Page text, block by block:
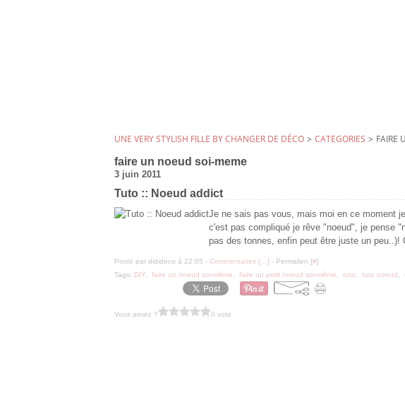
UNE VERY STYLISH FILLE BY CHANGER DE DÉCO > CATEGORIES > FAIRE
faire un noeud soi-meme
3 juin 2011
Tuto :: Noeud addict
Je ne sais pas vous, mais moi en ce moment
c'est pas compliqué je rêve "noeud", je pense
pas des tonnes, enfin peut être juste un peu..)!
Posté par didideco à 22:05 - Commentaires [ ] - Permalien [#]
Tags: DIY faire un noeud soi-même faire un petit noeud soi-même tuto tuto noeud
Vous aimez ? 0 vote